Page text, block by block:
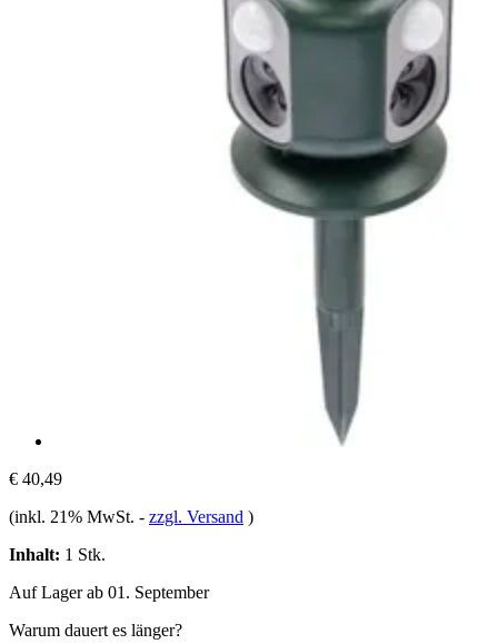
€ 40,49
(inkl. 21% MwSt. - zzgl. Versand )
Inhalt: 1 Stk.
Auf Lager ab 01. September
Warum dauert es länger?